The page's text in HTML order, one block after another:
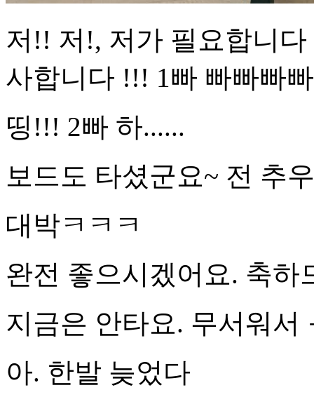
저!! 저!, 저가 필요합니
사합니다 !!! 1빠 빠빠빠
띵!!! 2빠 하......
보드도 타셨군요~ 전 추
대박ㅋㅋㅋ
완전 좋으시겠어요. 축하
지금은 안타요. 무서워서
아. 한발 늦었다